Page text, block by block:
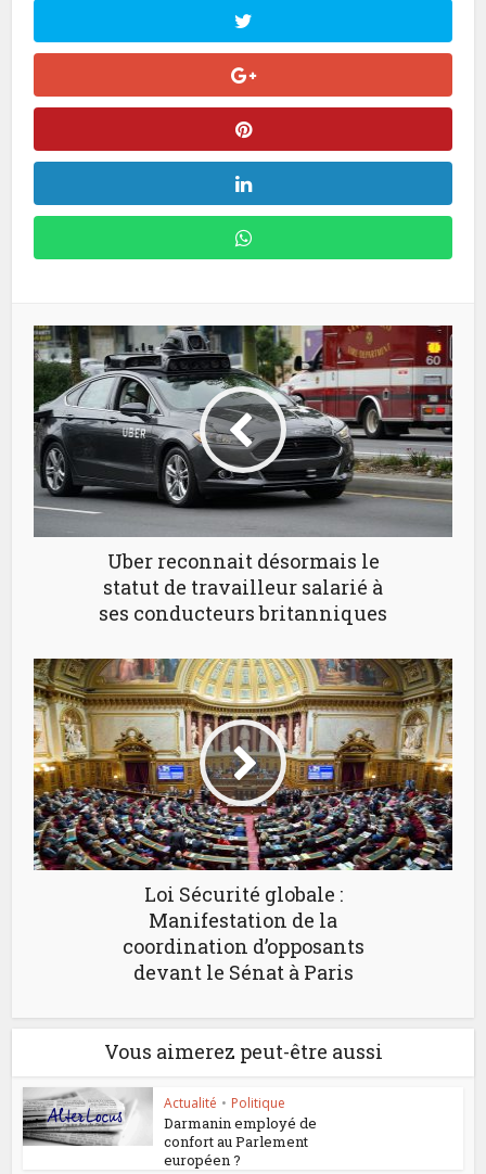
Uber reconnait désormais le
statut de travailleur salarié à
ses conducteurs britanniques
Loi Sécurité globale :
Manifestation de la
coordination d’opposants
devant le Sénat à Paris
Vous aimerez peut-être aussi
Actualité • Politique
Darmanin employé de
confort au Parlement
européen ?